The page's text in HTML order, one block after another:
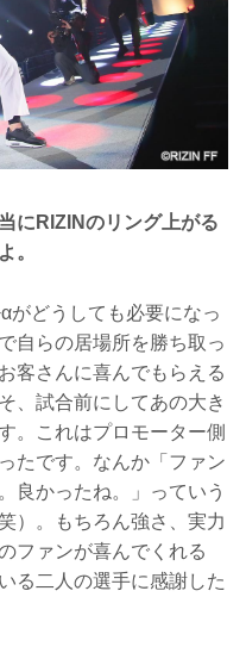
にRIZINのリング上がる
。
がどうしても必要になっ
自らの居場所を勝ち取っ
客さんに喜んでもらえる
、試合前にしてあの大き
。これはプロモーター側
たです。なんか「ファン
良かったね。」っていう
）。もちろん強さ、実力
ファンが喜んでくれる
る二人の選手に感謝した